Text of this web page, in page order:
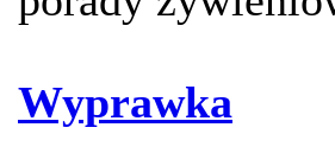
Wyprawka